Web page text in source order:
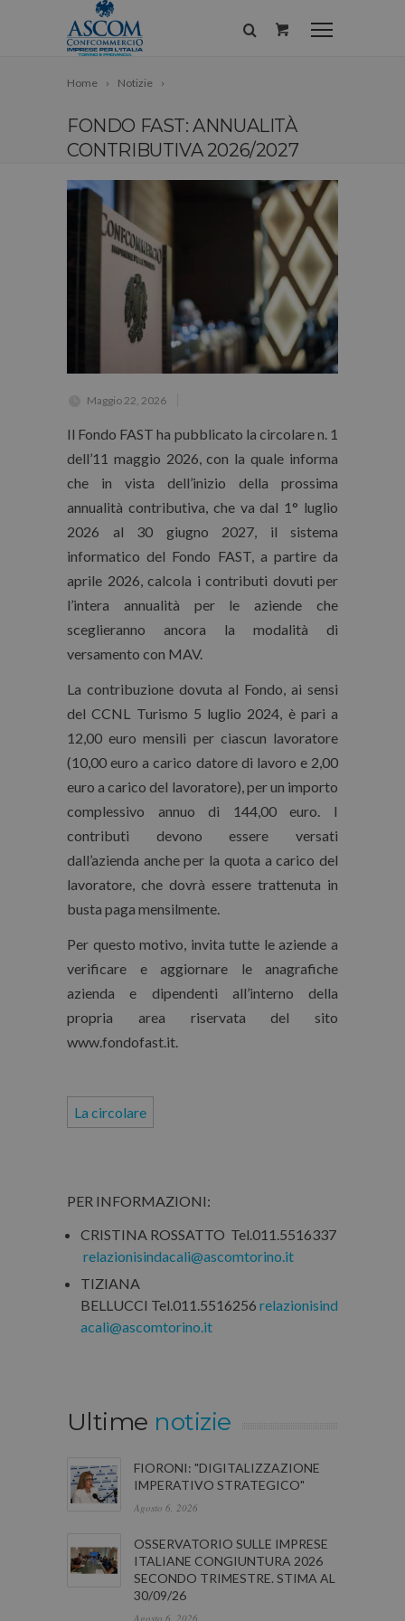
Home Notizie
FONDO FAST: ANNUALITÀ
CONTRIBUTIVA 2026/2027
Maggio 22, 2026
Il Fondo FAST ha pubblicato la circolare n. 1
dell’11 maggio 2026, con la quale informa
che in vista dell’inizio della prossima
annualità contributiva, che va dal 1° luglio
2026 al 30 giugno 2027, il sistema
informatico del Fondo FAST, a partire da
aprile 2026, calcola i contributi dovuti per
l’intera annualità per le aziende che
sceglieranno ancora la modalità di
versamento con MAV.
La contribuzione dovuta al Fondo, ai sensi
del CCNL Turismo 5 luglio 2024, è pari a
12,00 euro mensili per ciascun lavoratore
(10,00 euro a carico datore di lavoro e 2,00
euro a carico del lavoratore), per un importo
complessivo annuo di 144,00 euro. I
contributi devono essere versati
dall’azienda anche per la quota a carico del
lavoratore, che dovrà essere trattenuta in
busta paga mensilmente.
Per questo motivo, invita tutte le aziende a
verificare e aggiornare le anagrafiche
azienda e dipendenti all’interno della
propria area riservata del sito
www.fondofast.it.
La circolare
PER INFORMAZIONI:
CRISTINA ROSSATTO Tel.011.5516337
relazionisindacali@ascomtorino.it
TIZIANA
BELLUCCI Tel.011.5516256 relazionisind
acali@ascomtorino.it
Ultime notizie
FIORONI: "DIGITALIZZAZIONE
IMPERATIVO STRATEGICO"
Agosto 6, 2026
OSSERVATORIO SULLE IMPRESE
ITALIANE CONGIUNTURA 2026
SECONDO TRIMESTRE. STIMA AL
30/09/26
Agosto 6, 2026